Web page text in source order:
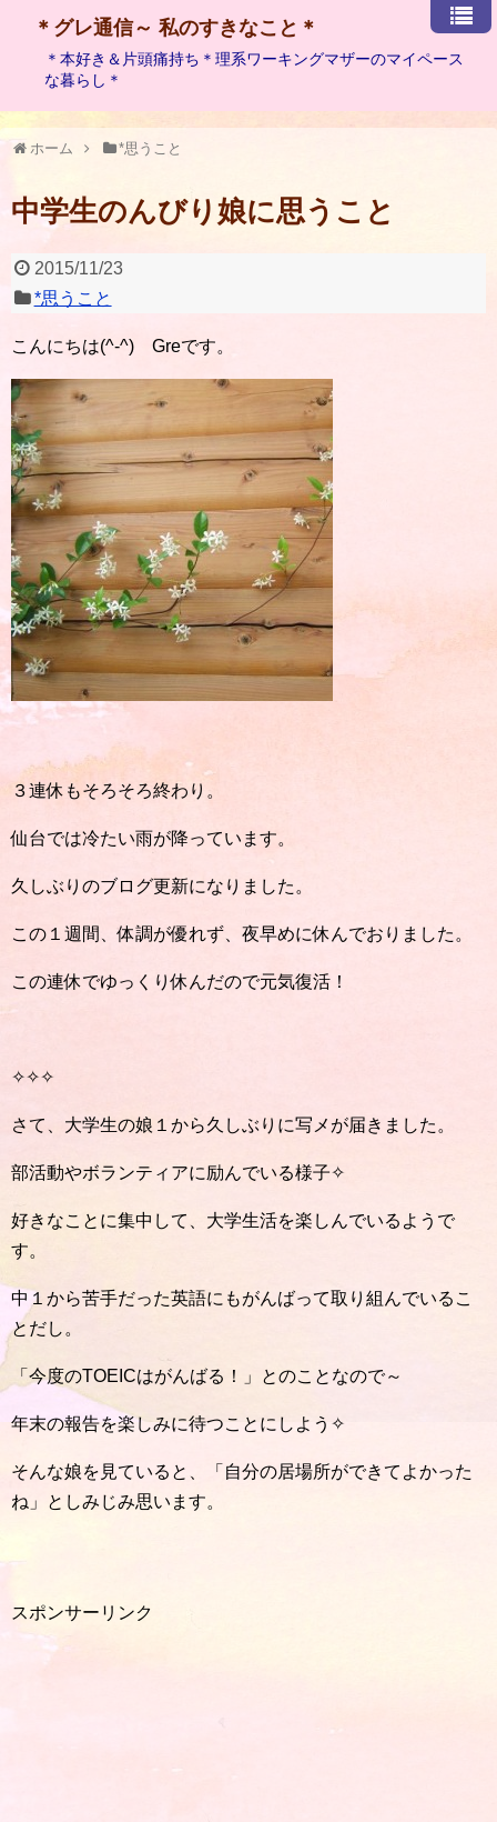
＊グレ通信～ 私のすきなこと＊
＊本好き＆片頭痛持ち＊理系ワーキングマザーのマイペース
な暮らし＊
ホーム *思うこと
中学生のんびり娘に思うこと
2015/11/23
*思うこと
こんにちは(^-^) Greです。
３連休もそろそろ終わり。
仙台では冷たい雨が降っています。
久しぶりのブログ更新になりました。
この１週間、体調が優れず、夜早めに休んでおりました。
この連休でゆっくり休んだので元気復活！
✧✧✧
さて、大学生の娘１から久しぶりに写メが届きました。
部活動やボランティアに励んでいる様子✧
好きなことに集中して、大学生活を楽しんでいるようで
す。
中１から苦手だった英語にもがんばって取り組んでいるこ
とだし。
「今度のTOEICはがんばる！」とのことなので～
年末の報告を楽しみに待つことにしよう✧
そんな娘を見ていると、「自分の居場所ができてよかった
ね」としみじみ思います。
スポンサーリンク